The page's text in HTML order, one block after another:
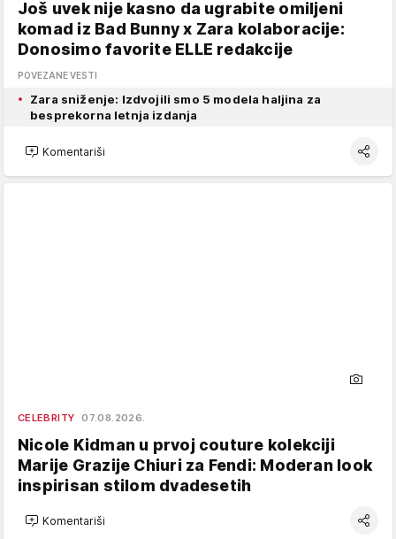
Još uvek nije kasno da ugrabite omiljeni
komad iz Bad Bunny x Zara kolaboracije:
Donosimo favorite ELLE redakcije
POVEZANE VESTI
Zara sniženje: Izdvojili smo 5 modela haljina za
besprekorna letnja izdanja
Komentariši
CELEBRITY 07.08.2026.
Nicole Kidman u prvoj couture kolekciji
Marije Grazije Chiuri za Fendi: Moderan look
inspirisan stilom dvadesetih
Komentariši